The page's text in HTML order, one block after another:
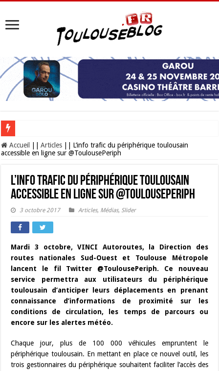
Les Nocturnes de la Cité de l’espace 2026 : l’événement incontournable de
Accueil Articles
L’info trafic du périphérique toulousain
accessible en ligne sur @ToulousePeriph
L’info trafic du périphérique toulousain
accessible en ligne sur @ToulousePeriph
3 octobre 2017 Articles, Médias, Slider
Mardi 3 octobre, VINCI Autoroutes, la Direction des
routes nationales Sud-Ouest et Toulouse Métropole
lancent le fil Twitter @ToulousePeriph. Ce nouveau
service permettra aux utilisateurs du périphérique
toulousain d’anticiper leurs déplacements en prenant
connaissance d’informations de proximité sur les
conditions de circulation, les temps de parcours ou
encore sur les alertes météo.
Chaque jour, plus de 100 000 véhicules empruntent le
périphérique toulousain. En mettant en place ce nouvel outil, les
trois gestionnaires du périphérique souhaitent faciliter l’accès des